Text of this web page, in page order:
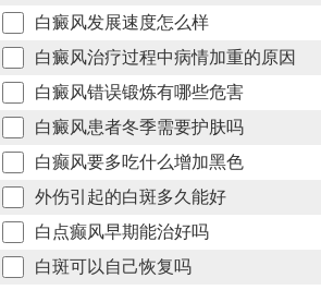
白癜风发展速度怎么样
白癜风治疗过程中病情加重的原因
白癜风错误锻炼有哪些危害
白癜风患者冬季需要护肤吗
白癫风要多吃什么增加黑色
外伤引起的白斑多久能好
白点癫风早期能治好吗
白斑可以自己恢复吗